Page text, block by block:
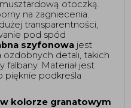
na zagniecenia.
transparentności,
pod spód
szyfonowa jest
detali, takich
falbany. Materiał jest
pięknie podkreśla